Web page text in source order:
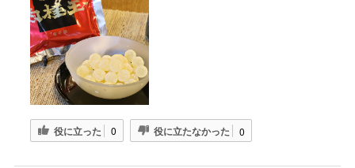
役に立った 0 役に立たなかった 0